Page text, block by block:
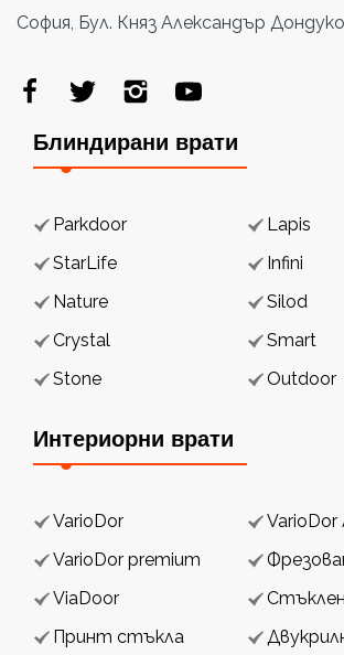
София, Бул. Княз Александър
Блиндирани врати
Parkdoor
Lapis
StarLife
Infini
Nature
Silod
Crystal
Smart
Stone
Outdoor
Интериорни врати
VarioDor
VarioDor
VarioDor premium
ViaDoor
Принт стъкла